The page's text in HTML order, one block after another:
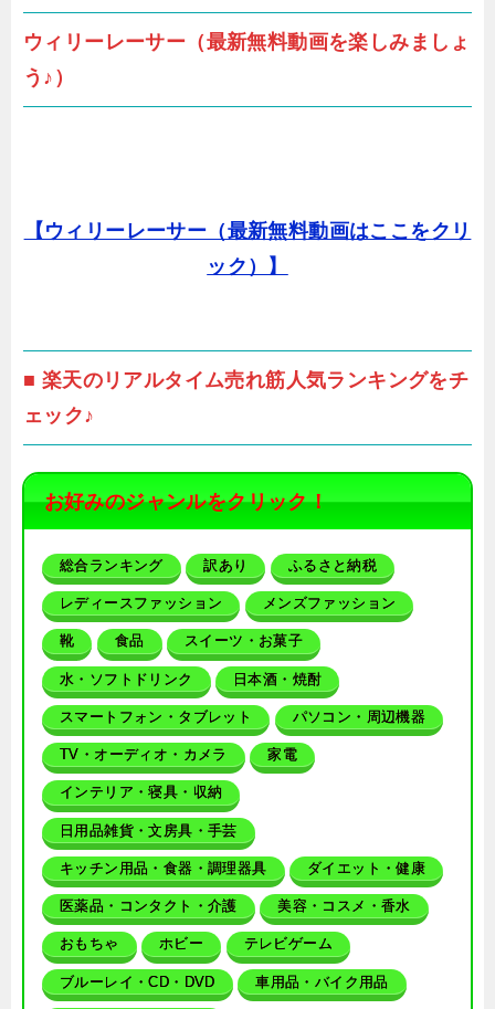
ウィリーレーサー（最新無料動画を楽しみましょ
う♪）
【ウィリーレーサー（最新無料動画はここをクリ
ック）】
■ 楽天のリアルタイム売れ筋人気ランキングをチ
ェック♪
お好みのジャンルをクリック！
総合ランキング 訳あり ふるさと納税
レディースファッション メンズファッション
靴 食品 スイーツ・お菓子
水・ソフトドリンク 日本酒・焼酎
スマートフォン・タブレット パソコン・周辺機器
TV・オーディオ・カメラ 家電
インテリア・寝具・収納
日用品雑貨・文房具・手芸
キッチン用品・食器・調理器具 ダイエット・健康
医薬品・コンタクト・介護 美容・コスメ・香水
おもちゃ ホビー テレビゲーム
ブルーレイ・CD・DVD 車用品・バイク用品